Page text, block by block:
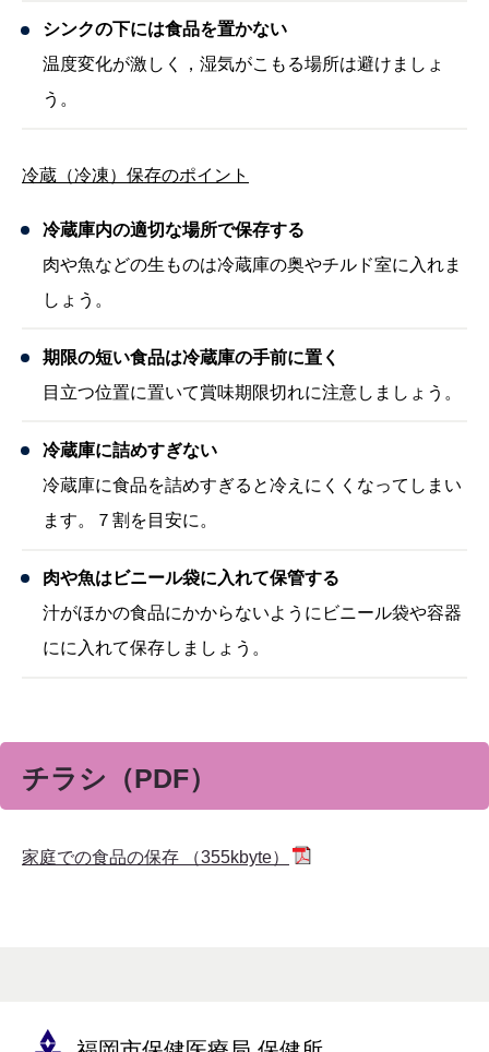
シンクの下には食品を置かない
温度変化が激しく，湿気がこもる場所は避けましょ
う。
冷蔵（冷凍）保存のポイント
冷蔵庫内の適切な場所で保存する
肉や魚などの生ものは冷蔵庫の奥やチルド室に入れま
しょう。
期限の短い食品は冷蔵庫の手前に置く
目立つ位置に置いて賞味期限切れに注意しましょう。
冷蔵庫に詰めすぎない
冷蔵庫に食品を詰めすぎると冷えにくくなってしまい
ます。７割を目安に。
肉や魚はビニール袋に入れて保管する
汁がほかの食品にかからないようにビニール袋や容器
にに入れて保存しましょう。
チラシ（PDF）
家庭での食品の保存 （355kbyte）